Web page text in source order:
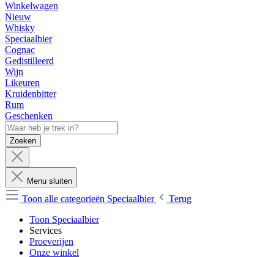
Winkelwagen
Nieuw
Whisky
Speciaalbier
Cognac
Gedistilleerd
Wijn
Likeuren
Kruidenbitter
Rum
Geschenken
Zoeken
Menu sluiten
Toon alle categorieën Speciaalbier
Terug
Toon Speciaalbier
Services
Proeverijen
Onze winkel